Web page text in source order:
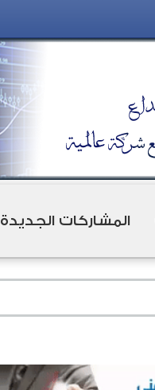
المشاركات الجديدة